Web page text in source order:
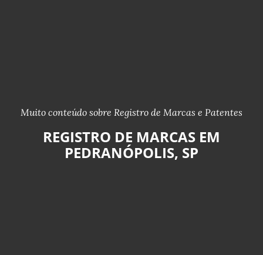
Muito conteúdo sobre Registro de Marcas e Patentes
REGISTRO DE MARCAS EM
PEDRANÓPOLIS, SP